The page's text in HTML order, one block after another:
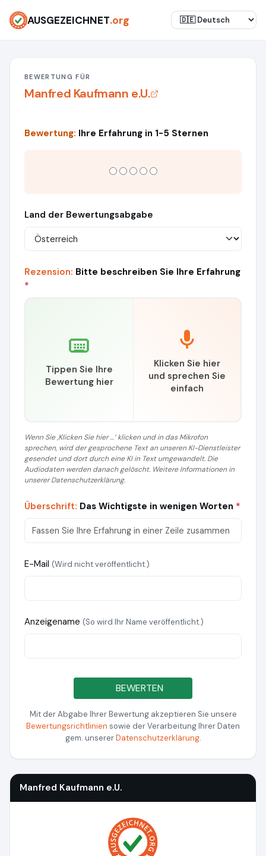
AUSGEZEICHNET.org
BEWERTUNG FÜR
Manfred Kaufmann e.U.
Bewertung: Ihre Erfahrung in 1-5 Sternen
Land der Bewertungsabgabe
Rezension: Bitte beschreiben Sie Ihre Erfahrung
*
Tippen Sie Ihre
Bewertung hier
Klicken Sie hier
und sprechen Sie
einfach
Wenn Sie ‚Klicken Sie hier …‘ klicken und in das Mikrofon
sprechen, wird der gesprochene Text an unseren KI-Dienstleister
gesendet und dort durch eine KI in Text umgewandelt. Die
Audiodaten werden danach gelöscht. Weitere Informationen in
unserer Datenschutzerklärung.
Überschrift: Das Wichtigste in wenigen Worten *
E-Mail (Wird nicht veröffentlicht.)
Anzeigename (So wird Ihr Name veröffentlicht.)
BEWERTEN
Mit der Abgabe Ihrer Bewertung akzeptieren Sie unsere
Bewertungsrichtlinien sowie der Verarbeitung Ihrer Daten
gem. unsererDatenschutzerklärung.
Manfred Kaufmann e.U.